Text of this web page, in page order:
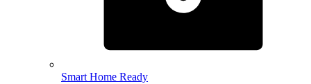
Smart Home Ready